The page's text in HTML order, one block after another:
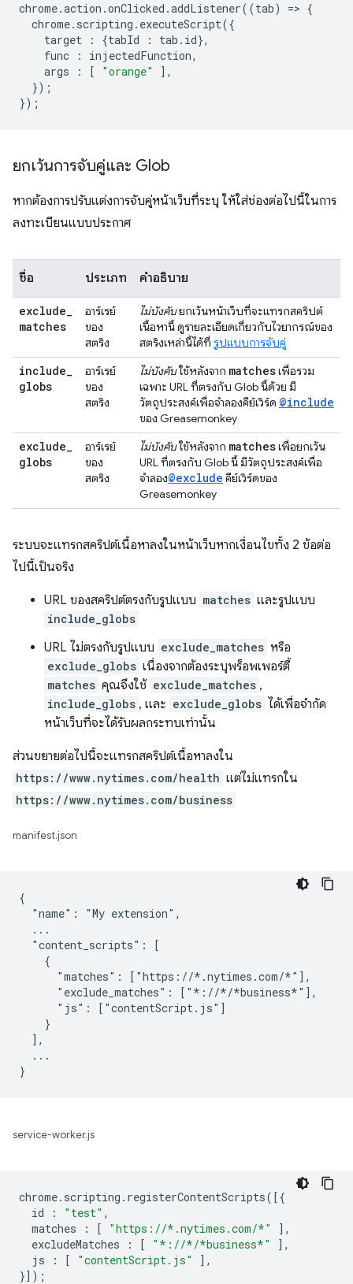
chrome.action .onClicked .addListener((tab) => {
chrome. scripting . executeScript({
target
: {tabId : tab . id},
func
: injectedFunction,
args
: [ "orange"
],
});
});
ยกเว้นการจับคู่และ Glob
หากต้องการปรับแต่งการจับคู่หน้าเว็บที่ระบุ ให้ใส่ช่องต่อไปนี้ในการ
ลงทะเบียนแบบประกาศ
ชื่อ ประเภท คำอธิบาย
exclude_
matches
อาร์เรย์
ของ
สตริง
ไม่บังคับยกเว้นหน้าเว็บที่จะแทรกสคริปต์
เนื้อหานี้ ดูรายละเอียดเกี่ยวกับไวยากรณ์ของ
สตริงเหล่านี้ได้ที่ รูปแบบการจับคู่
include_
globs
อาร์เรย์
ของ
สตริง
ไม่บังคับใช้หลังจาก matchesเพื่อรวม
เฉพาะ URL ที่ตรงกับ Glob นี้ด้วย มี
วัตถุประสงค์เพื่อจำลองคีย์เวิร์ด @include
ของ Greasemonkey
exclude_
globs
อาร์เรย์
ของ
สตริง
ไม่บังคับใช้หลังจาก matchesเพื่อยกเว้น
URL ที่ตรงกับ Glob นี้ มีวัตถุประสงค์เพื่อ
จำลอง@exclude คีย์เวิร์ดของ
Greasemonkey
ระบบจะแทรกสคริปต์เนื้อหาลงในหน้าเว็บหากเงื่อนไขทั้ง 2 ข้อต่อ
ไปนี้เป็นจริง
URL ของสคริปต์ตรงกับรูปแบบ matches และรูปแบบ
include_globs
URL ไม่ตรงกับรูปแบบ exclude_matches หรือ
exclude_globs เนื่องจากต้องระบุพร็อพเพอร์ตี้
matches คุณจึงใช้ exclude_matches ,
include_globs , และ exclude_globs ได้เพื่อจำกัด
หน้าเว็บที่จะได้รับผลกระทบเท่านั้น
ส่วนขยายต่อไปนี้จะแทรกสคริปต์เนื้อหาลงใน
https://www.nytimes.com/health แต่ไม่แทรกใน
https://www.nytimes.com/business
manifest.json
{
  "name": "My extension",
  ...
  "content_scripts": [
    {
      "matches": ["https://*.nytimes.com/*"],
      "exclude_matches": ["*://*/*business*"],
      "js": ["contentScript.js"]
    }
  ],
  ...
service-worker.js
chrome. scripting . registerContentScripts([{
id
: "test" ,
matches
: [ "https://*.nytimes.com/*"
],
excludeMatches
: [ "*://*/*business*"
],
js
: [ "contentScript.js"
],
}]);